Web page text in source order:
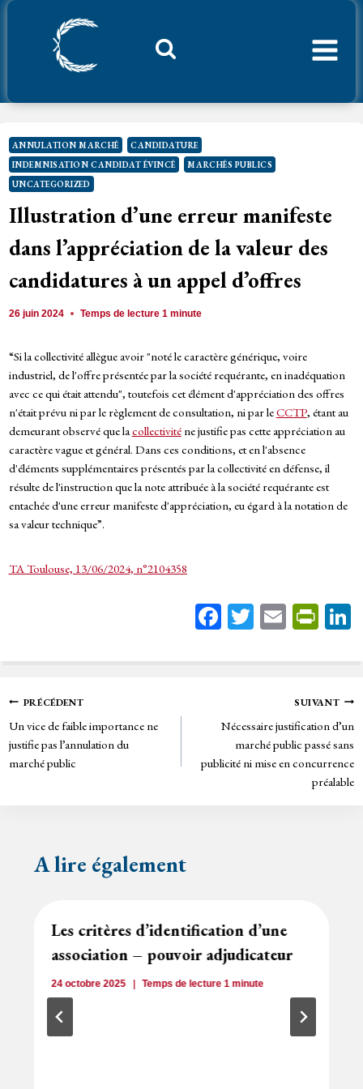
Aller
ANNULATION MARCHÉ
CANDIDATURE
INDEMNISATION CANDIDAT ÉVINCÉ
MARCHÉS PUBLICS
UNCATEGORIZED
Illustration d’une erreur manifeste
dans l’appréciation de la valeur des
candidatures à un appel d’offres
26 juin 2024 Temps de lecture1 minute
“Si la collectivité allègue avoir "noté le caractère générique, voire
industriel, de l'offre présentée par la société requérante, en inadéquation
avec ce qui était attendu", toutefois cet élément d'appréciation des offres
n'était prévu ni par le règlement de consultation, ni par leCCTP, étant au
demeurant observé que lacollectiviténe justifie pas cette appréciation au
caractère vague et général. Dans ces conditions, et en l'absence
d'éléments supplémentaires présentés par la collectivité en défense, il
résulte de l'instruction que la note attribuée à la société requérante est
entachée d'une erreur manifeste d'appréciation, eu égard à la notation de
sa valeur technique”.
TA Toulouse, 13/06/2024, n°2104358
Fa
bo
T
tt
E
ail
Pr
tF
rie
n
dl
y
Navigation
de
l’article
PRÉCÉDENT
Un vice de faible importance ne
justifie pas l’annulation du
marché public
SUIVANT
Nécessaire justification d’un
marché public passé sans
publicité ni mise en concurrence
préalable
A lire également
Les critères d’identification d’une
association – pouvoir adjudicateur
24 octobre 2025 Temps de lecture 1minute